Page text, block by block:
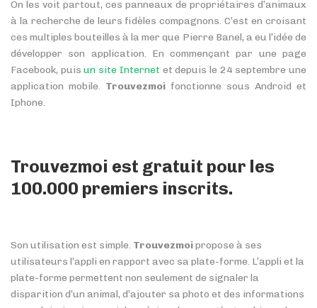
On les voit partout, ces panneaux de propriétaires d’animaux
à la recherche de leurs fidèles compagnons. C’est en croisant
ces multiples bouteilles à la mer que Pierre Banel, a eu l’idée de
développer son application. En commençant par une page
Facebook, puisun site Internet et depuis le 24 septembre une
application mobile. Trouvezmoi fonctionne sous Android et
Iphone.
Trouvezmoi est gratuit pour les
100.000 premiers inscrits.
Son utilisation est simple. Trouvezmoipropose à ses
utilisateurs l’appli en rapport avec sa plate-forme. L’appli et la
plate-forme permettent non seulement de signaler la
disparition d’un animal, d’ajouter sa photo et des informations